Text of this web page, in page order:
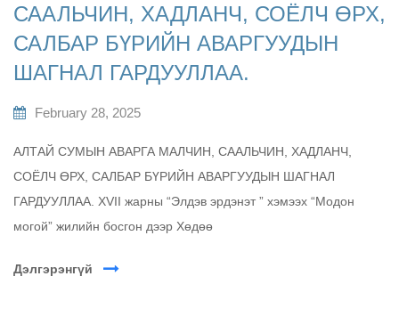
СААЛЬЧИН, ХАДЛАНЧ, СОЁЛЧ ӨРХ,
САЛБАР БҮРИЙН АВАРГУУДЫН
ШАГНАЛ ГАРДУУЛЛАА.
February 28, 2025
АЛТАЙ СУМЫН АВАРГА МАЛЧИН, СААЛЬЧИН, ХАДЛАНЧ,
СОЁЛЧ ӨРХ, САЛБАР БҮРИЙН АВАРГУУДЫН ШАГНАЛ
ГАРДУУЛЛАА. XVII жарны “Элдэв эрдэнэт ” хэмээх “Модон
могой” жилийн босгон дээр Хөдөө
Дэлгэрэнгүй